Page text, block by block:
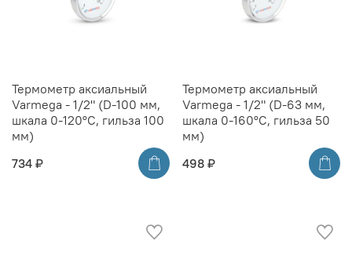
Термометр аксиальный
Varmega - 1/2" (D-100 мм,
шкала 0-120°C, гильза 100
мм)
734 ₽
Термометр аксиальный
Varmega - 1/2" (D-63 мм,
шкала 0-160°C, гильза 50
мм)
498 ₽